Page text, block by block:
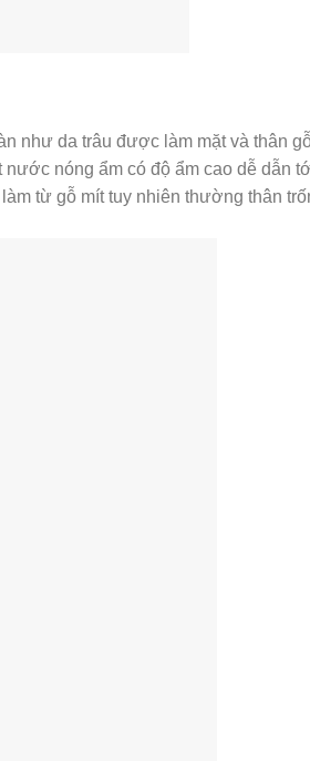
như da trâu được làm mặt và thân
nóng ẩm có độ ẩm cao dễ dẫn
từ gỗ mít tuy nhiên thường thân